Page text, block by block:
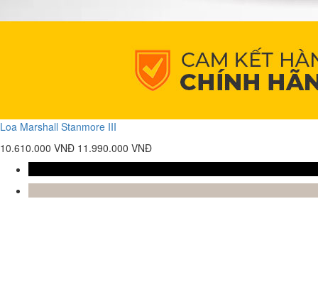
Loa Marshall Stanmore III
10.610.000 VNĐ 11.990.000 VNĐ